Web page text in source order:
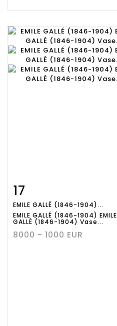
détaillée
17
EMILE GALLÉ (1846-1904)...
EMILE GALLÉ (1846-1904) EMILE
GALLÉ (1846-1904) Vase...
8000 - 1000 EUR